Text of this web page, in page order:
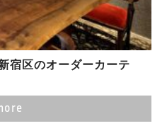
宿区のオーダーカーテ